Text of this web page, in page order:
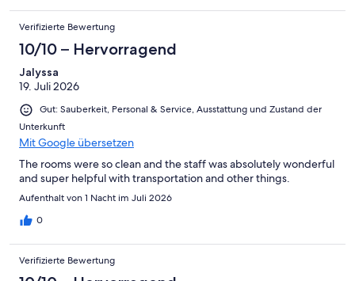
Verifizierte Bewertung
10/10 – Hervorragend
Jalyssa
19. Juli 2026
Gut: Sauberkeit, Personal & Service, Ausstattung und Zustand der
Unterkunft
Mit Google übersetzen
The rooms were so clean and the staff was absolutely wonderful
and super helpful with transportation and other things.
Aufenthalt von 1 Nacht im Juli 2026
0
Verifizierte Bewertung